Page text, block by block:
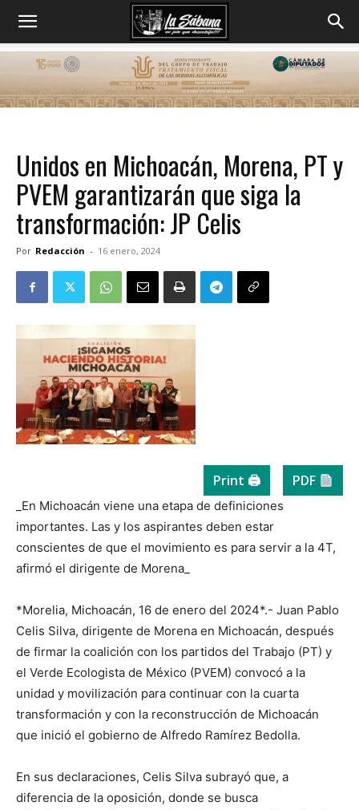
Unidos en Michoacán, Morena, PT y
PVEM garantizarán que siga la
transformación: JP Celis
Por Redacción - 16 enero, 2024
Print 🖨 PDF
_En Michoacán viene una etapa de definiciones
importantes. Las y los aspirantes deben estar
conscientes de que el movimiento es para servir a la 4T,
afirmó el dirigente de Morena_
*Morelia, Michoacán, 16 de enero del 2024*.- Juan Pablo
Celis Silva, dirigente de Morena en Michoacán, después
de firmar la coalición con los partidos del Trabajo (PT) y
el Verde Ecologista de México (PVEM) convocó a la
unidad y movilización para continuar con la cuarta
transformación y con la reconstrucción de Michoacán
que inició el gobierno de Alfredo Ramírez Bedolla.
En sus declaraciones, Celis Silva subrayó que, a
diferencia de la oposición, donde se busca